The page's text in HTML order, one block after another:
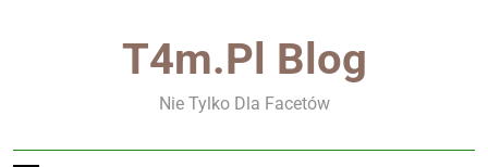
T4m.pl Blog
Nie Tylko Dla Facetów